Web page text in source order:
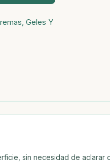
Geles Y
sin necesidad de aclarar